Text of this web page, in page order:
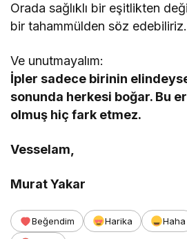
Orada sağlıklı bir eşitlikten
bir tahammülden söz edebiliriz.
Ve unutmayalım:
İpler sadece birinin
sonunda herkesi boğar. Bu
olmuş hiç fark etmez.
Vesselam,
Murat Yakar
Beğendim Harika Haha